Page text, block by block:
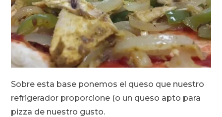
Sobre esta base ponemos el queso que nuestro
refrigerador proporcione (o un queso apto para
pizza de nuestro gusto.